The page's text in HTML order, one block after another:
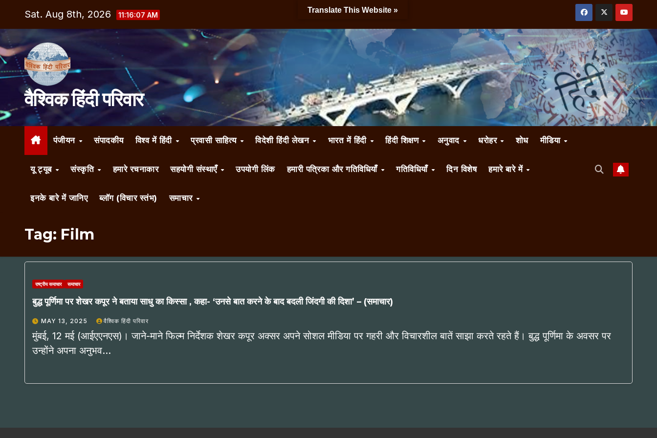
content
Sat. Aug 8th, 2026 11:16:08 AM
वैश्विक हिंदी परिवार
पंजीयन संपादकीय विश्व में हिंदी प्रवासी साहित्य विदेशी हिंदी लेखन भारत में हिंदी हिंदी शिक्षण अनुवाद धरोहर शोध मीडिया
यू ट्यूब संस्कृति हमारे रचनाकार सहयोगी संस्थाएँ उपयोगी लिंक हमारी पत्रिका और गतिविधियाँ गतिविधियाँ दिन विशेष हमारे बारे में
इनके बारे में जानिए ब्लॉग (विचार स्तंभ) समाचार
Tag: Film
राष्ट्रीय समाचार समाचार
बुद्ध पूर्णिमा पर शेखर कपूर ने बताया साधु का किस्सा , कहा- ‘उनसे बात करने के बाद बदली जिंदगी की दिशा’ – (समाचार)
MAY 13, 2025 वैश्विक हिंदी परिवार
मुंबई, 12 मई (आईएएनएस)। जाने-माने फिल्म निर्देशक शेखर कपूर अक्सर अपने सोशल मीडिया पर गहरी और विचारशील बातें साझा करते रहते हैं। बुद्ध पूर्णिमा के अवसर पर
उन्होंने अपना अनुभव…
Translate This Website »